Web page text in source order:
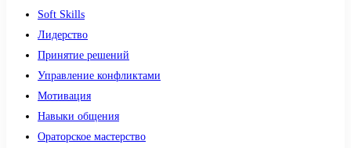
Soft Skills
Лидерство
Принятие решений
Управление конфликтами
Мотивация
Навыки общения
Ораторское мастерство